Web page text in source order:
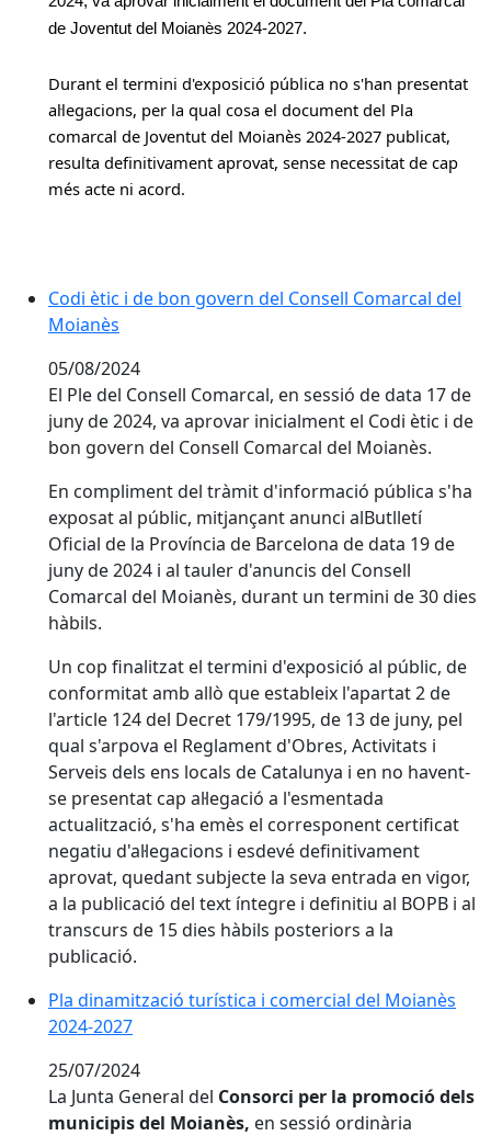
de Joventut del Moianès 2024-2027.
Durant el termini d'exposició pública no s'han presentat
al·legacions, per la qual cosa el document del Pla
comarcal de Joventut del Moianès 2024-2027 publicat,
resulta definitivament aprovat, sense necessitat de cap
més acte ni acord.
Codi ètic i de bon govern del Consell Comarcal del
Moianès
05/08/2024
El Ple del Consell Comarcal, en sessió de data 17 de
juny de 2024, va aprovar inicialment el Codi ètic i de
bon govern del Consell Comarcal del Moianès.
En compliment del tràmit d'informació pública s'ha
exposat al públic, mitjançant anunci alButlletí
Oficial de la Província de Barcelona de data 19 de
juny de 2024 i al tauler d'anuncis del Consell
Comarcal del Moianès, durant un termini de 30 dies
hàbils.
Un cop finalitzat el termini d'exposició al públic, de
conformitat amb allò que estableix l'apartat 2 de
l'article 124 del Decret 179/1995, de 13 de juny, pel
qual s'arpova el Reglament d'Obres, Activitats i
Serveis dels ens locals de Catalunya i en no havent-
se presentat cap al·legació a l'esmentada
actualització, s'ha emès el corresponent certificat
negatiu d'al·legacions i esdevé definitivament
aprovat, quedant subjecte la seva entrada en vigor,
a la publicació del text íntegre i definitiu al BOPB i al
transcurs de 15 dies hàbils posteriors a la
publicació.
Pla dinamització turística i comercial del Moianès
2024-2027
25/07/2024
La Junta General del Consorci per la promoció dels
municipis del Moianès, en sessió ordinària